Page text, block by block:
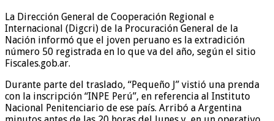
La Dirección General de Cooperación Regional e
Internacional (Digcri) de la Procuración General de la
Nación informó que el joven peruano es la extradición
número 50 registrada en lo que va del año, según el sitio
Fiscales.gob.ar.
Durante parte del traslado, “Pequeño J” vistió una prenda
con la inscripción “INPE Perú”, en referencia al Instituto
Nacional Penitenciario de ese país. Arribó a Argentina